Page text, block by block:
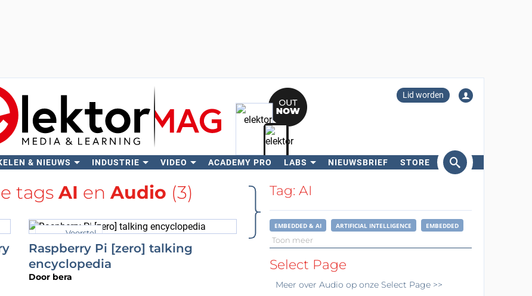
Lid worden
& NIEUWS INDUSTRIE VIDEO ACADEMY PRO LABS NIEUWSBRIEF STORE
Zoeken
tags AI en Audio (3)
Voorstel
Raspberry Pi [zero] talking
encyclopedia
Door bera
Tag: AI
EMBEDDED & AI ARTIFICIAL INTELLIGENCE EMBEDDED
Toon meer
Select Page
Meer over Audio op onze Select Page >>